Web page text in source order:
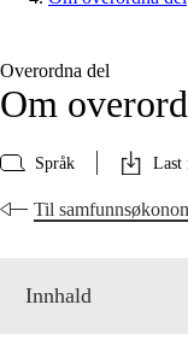
Overordna del
Om
Språk Last
Til
Innhald